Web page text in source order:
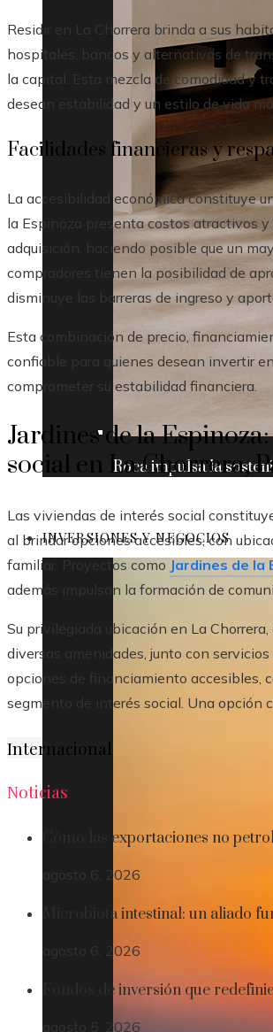
Roca impulsa la
INVERSIONES Y NEGOCIOS
Residir en La Chorrera brinda a sus
hospitales, bancos y alternativas de
la capital. Esta mezcla de comodidad y
desean estabilidad y un estilo de vida
Facilidades financieras y
La accesibilidad económica constituye
la Espinoza presenta costos atractivos
adquisición, haciendo posible que un
compradores tienen la posibilidad de
disminuye las barreras de ingreso y
Esta combinación de precio,
confiable para quienes desean invertir
comprometer su estabilidad financiera.
Jardines de la
social en La Chorrera,
Las viviendas de interés social
al brindar opciones accesibles, con
familiar. Proyectos como Jardines de la
además impulsan la formación de
Su privilegiada ubicación en La
diversas amenidades, junto con
opciones de financiamiento accesibles,
segmento de interés social. Una opción
Internacional
Noticias
Cómo las exportaciones no
agosto 6, 2026
Microbiota intestinal: un aliado
agosto 6, 2026
Fondos de inversión que
agosto 5, 2026